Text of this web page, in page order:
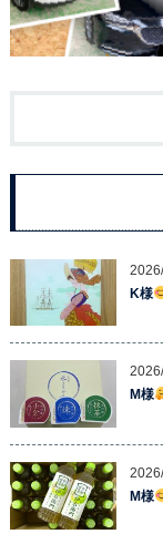
K様
M様
M様